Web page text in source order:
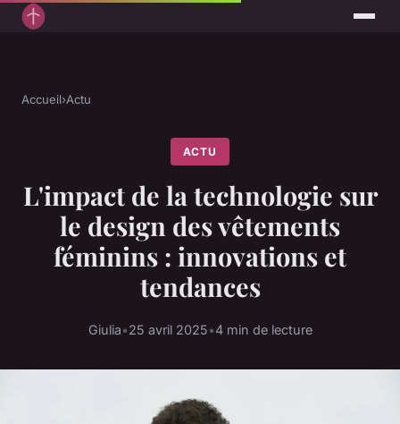
Accueil›Actu
ACTU
L'impact de la technologie sur
le design des vêtements
féminins : innovations et
tendances
Giulia•25 avril 2025•4 min de lecture